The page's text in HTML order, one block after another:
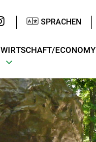
SPRACHEN
WIRTSCHAFT/ECONOMY